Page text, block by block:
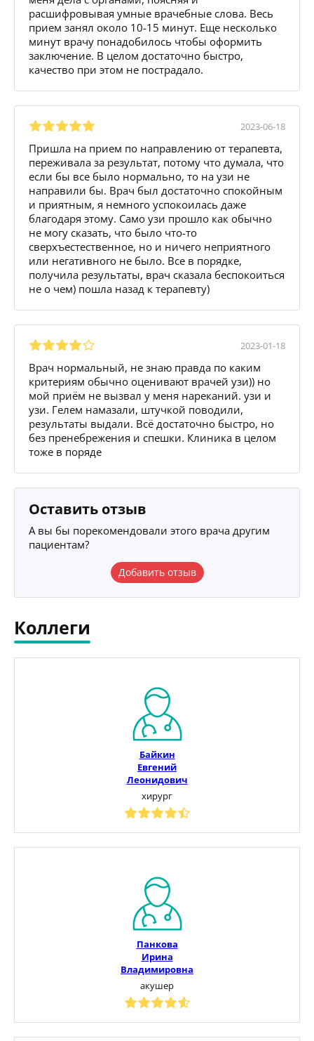
расшифровывая умные врачебные слова. Весь
прием занял около 10-15 минут. Еще несколько
минут врачу понадобилось чтобы оформить
заключение. В целом достаточно быстро,
качество при этом не пострадало.
2023-06-18
Пришла на прием по направлению от терапевта,
переживала за результат, потому что думала, что
если бы все было нормально, то на узи не
направили бы. Врач был достаточно спокойным
и приятным, я немного успокоилась даже
благодаря этому. Само узи прошло как обычно
не могу сказать, что было что-то
сверхъестественное, но и ничего неприятного
или негативного не было. Все в порядке,
получила результаты, врач сказала беспокоиться
не о чем) пошла назад к терапевту)
2023-01-18
Врач нормальный, не знаю правда по каким
критериям обычно оценивают врачей узи)) но
мой приём не вызвал у меня нареканий. узи и
узи. Гелем намазали, штучкой поводили,
результаты выдали. Всё достаточно быстро, но
без пренебрежения и спешки. Клиника в целом
тоже в поряде
Оставить отзыв
А вы бы порекомендовали этого врача другим
пациентам?
Добавить отзыв
Коллеги
Байкин
Евгений
Леонидович
хирург
Панкова
Ирина
Владимировна
акушер